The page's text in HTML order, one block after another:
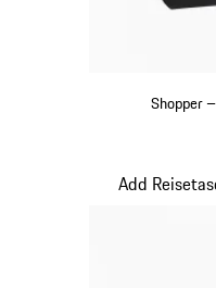
Shopper
Add
Slide 19 von 20